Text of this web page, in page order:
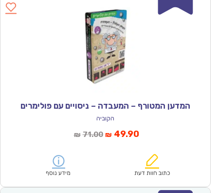
המדען המטורף – המעבדה – ניסויים עם פולימרים
הקוביה
₪ 71.00המחיר
₪71.00.
₪ 49.90המחיר
הוא:
כתוב חוות דעת מידע נוסף